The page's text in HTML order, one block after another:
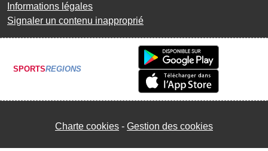
Informations légales
Signaler un contenu inapproprié
SPORTSREGIONS
Charte cookies Gestion des cookies